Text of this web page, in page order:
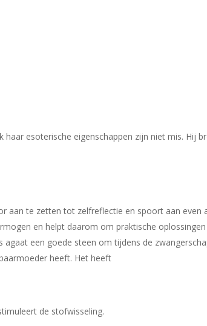
esoterische eigenschappen zijn niet mis. Hij
aan te zetten tot zelfreflectie en spoort aan even
en helpt daarom om praktische
een goede steen om tijdens de
heeft. Het heeft
de stofwisseling.